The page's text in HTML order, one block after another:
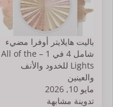
باليت هايلايتر أوفرا مضيء
شامل 4 في 1 – All of the
Lights للخدود والأنف
والعينين
مايو 10, 2026
تدوينة مشابهة